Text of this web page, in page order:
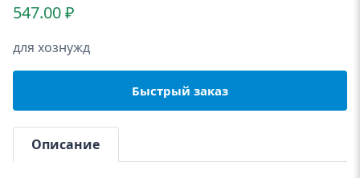
547.00₽
для хознужд
Быстрый заказ
Описание